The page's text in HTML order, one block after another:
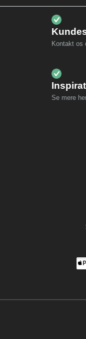
Kontakt os
Se mere